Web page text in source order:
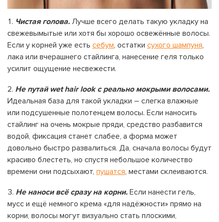
Чистая голова. Лучше всего делать такую укладку на
свежевымытые или хотя бы хорошо освежённые волосы.
Если у корней уже есть себум, остатки сухого шампуня,
лака или вчерашнего стайлинга, нанесение геля только
усилит ощущение несвежести.
Не путай wet hair look с реально мокрыми волосами.
Идеальная база для такой укладки – слегка влажные
или подсушенные полотенцем волосы. Если наносить
стайлинг на очень мокрые пряди, средство разбавится
водой, фиксация станет слабее, а форма может
довольно быстро развалиться. Да, сначала волосы будут
красиво блестеть, но спустя небольшое количество
времени они подсыхают, пушатся, местами склеиваются.
Не наноси всё сразу на корни. Если нанести гель,
мусс и ещё немного крема «для надёжности» прямо на
корни, волосы могут визуально стать плоскими,